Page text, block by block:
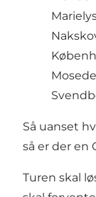
Så uanset
så er der en
Turen skal